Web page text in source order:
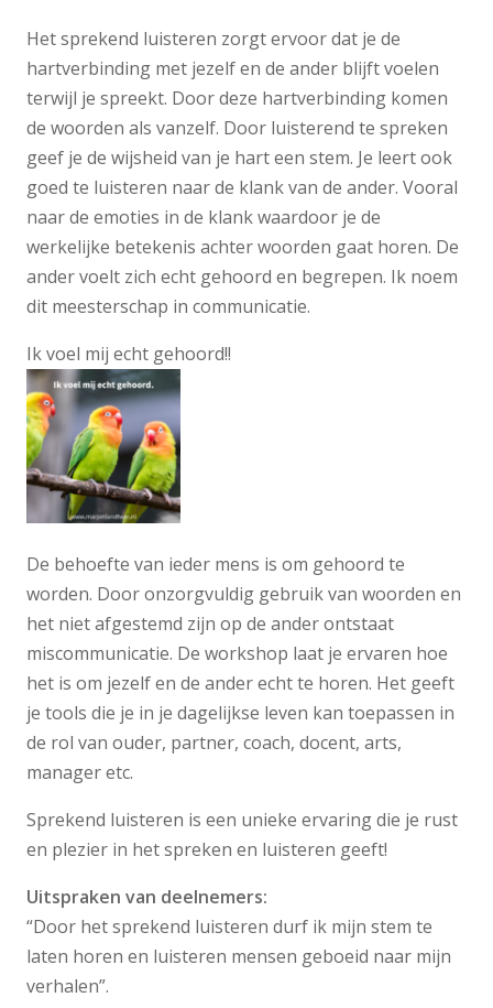
Het sprekend luisteren zorgt ervoor dat je de
hartverbinding met jezelf en de ander blijft voelen
terwijl je spreekt. Door deze hartverbinding komen
de woorden als vanzelf. Door luisterend te spreken
geef je de wijsheid van je hart een stem. Je leert ook
goed te luisteren naar de klank van de ander. Vooral
naar de emoties in de klank waardoor je de
werkelijke betekenis achter woorden gaat horen. De
ander voelt zich echt gehoord en begrepen. Ik noem
dit meesterschap in communicatie.
Ik voel mij echt gehoord!!
De behoefte van ieder mens is om gehoord te
worden. Door onzorgvuldig gebruik van woorden en
het niet afgestemd zijn op de ander ontstaat
miscommunicatie. De workshop laat je ervaren hoe
het is om jezelf en de ander echt te horen. Het geeft
je tools die je in je dagelijkse leven kan toepassen in
de rol van ouder, partner, coach, docent, arts,
manager etc.
Sprekend luisteren is een unieke ervaring die je rust
en plezier in het spreken en luisteren geeft!
Uitspraken van deelnemers:
“Door het sprekend luisteren durf ik mijn stem te
laten horen en luisteren mensen geboeid naar mijn
verhalen”.